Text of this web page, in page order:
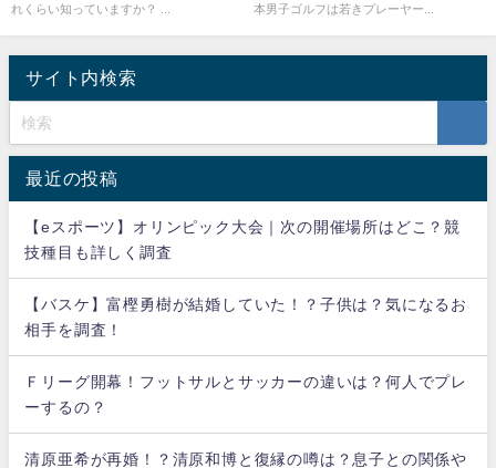
れくらい知っていますか？ ...
本男子ゴルフは若きプレーヤー...
サイト内検索
最近の投稿
【eスポーツ】オリンピック大会｜次の開催場所はどこ？競
技種目も詳しく調査
【バスケ】富樫勇樹が結婚していた！？子供は？気になるお
相手を調査！
Ｆリーグ開幕！フットサルとサッカーの違いは？何人でプレ
ーするの？
清原亜希が再婚！？清原和博と復縁の噂は？息子との関係や